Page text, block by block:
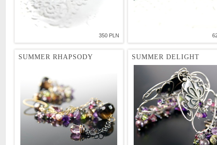
350 PLN
SUMMER RHAPSODY SUMMER DELIGHT